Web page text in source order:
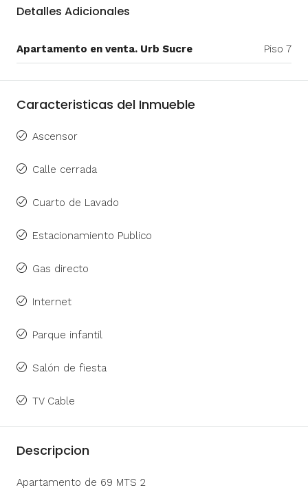
Detalles Adicionales
Apartamento en venta. Urb Sucre Piso 7
Caracteristicas del Inmueble
Ascensor
Calle cerrada
Cuarto de Lavado
Estacionamiento Publico
Gas directo
Internet
Parque infantil
Salón de fiesta
TV Cable
Descripcion
Apartamento de 69 MTS 2